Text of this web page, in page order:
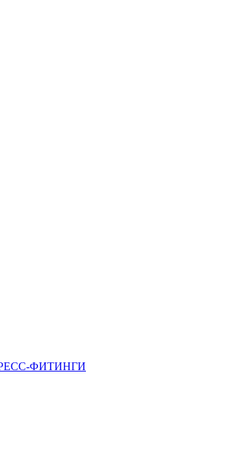
ФИТИНГИ